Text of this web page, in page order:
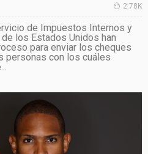
2.78K
de Impuestos Internos y
los Estados Unidos han
para enviar los cheques
personas con los cuáles